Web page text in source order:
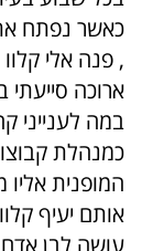
כאשר נפתח
, פנה אלי
ארוכה
במה לענייני
כמנהלת
המופנית
אותם יעיף
עושה לבן אדם